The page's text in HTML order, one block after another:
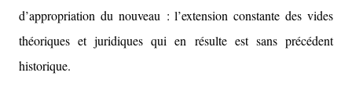
d’appropriation du nouveau : l’extension constante des vides
théoriques et juridiques qui en résulte est sans précédent
historique.